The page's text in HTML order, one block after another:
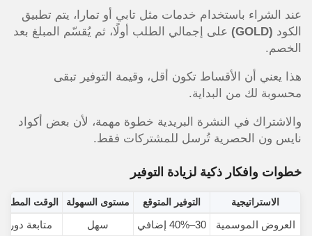
عند الشراء باستخدام خدمات مثل تابي أو تمارا، يتم تطبيق
الكود (GOLD)
على إجمالي الطلب أولًا، ثم يُقسّم المبلغ بعد
الخصم.
هذا يعني أن الأقساط تكون أقل، وقيمة التوفير تبقى
محسوبة لك من البداية.
والاشتراك في النشرة البريدية خطوة مهمة، لأن بعض أكواد
نايس ون الحصرية تُرسل للمشتركات فقط.
خطوات وافكار ذكية لزيادة التوفير
الاستراتيجية التوفير المتوقع مستوى السهولة الوقت
العروض الموسمية 30–40% إضافي سهل
متابعة دورية